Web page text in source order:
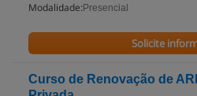
Modalidade: Presencial
Solicite
Curso de Renovação de